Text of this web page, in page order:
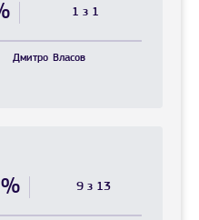
1 з 1
Дмитро Власов
9 з 13